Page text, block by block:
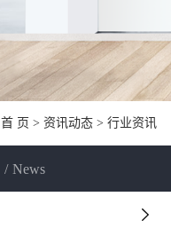
首 页 > 资讯动态 > 行业资讯
News